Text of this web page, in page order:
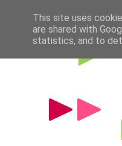
This site uses
are shared with
statistics, and to